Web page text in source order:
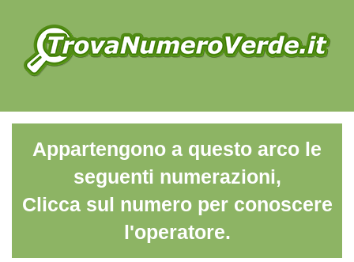
Appartengono a questo arco le
seguenti numerazioni,
Clicca sul numero per conoscere
l'operatore.